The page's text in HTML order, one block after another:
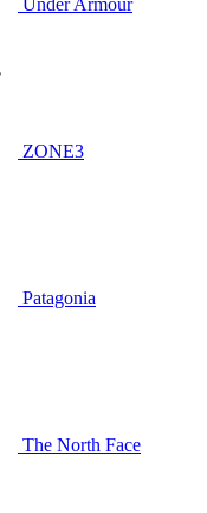
Under Armour
ZONE3
Patagonia
The North Face